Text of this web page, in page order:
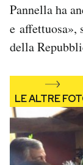
Newsletter
Notifiche
Regala il
Hai
Pannella ha
e affettuosa»,
della